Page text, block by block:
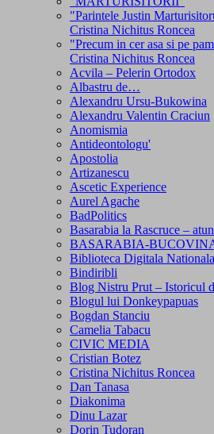
"Parintele Justin
Cristina Nichitus Roncea
"Precum in cer asa si pe
Cristina Nichitus Roncea
Acvila – Pelerin Ortodox
Albastru de…
Alexandru Ursu-Bukowina
Alexandru Valentin Craciun
Anomismia
Antideontologu'
Apostolia
Artizanescu
Ascetic Experience
Aurel Agache
BadPolitics
Basarabia la Rascruce –
BASARABIA-
Biblioteca Digitala Nationala
Bindiribli
Blog Nistru Prut – Istoricul
Blogul lui Donkeypapuas
Bogdan Stanciu
Camelia Tabacu
CIVIC MEDIA
Cristian Botez
Cristina Nichitus Roncea
Dan Tanasa
Diakonima
Dinu Lazar
Dorin Tudoran